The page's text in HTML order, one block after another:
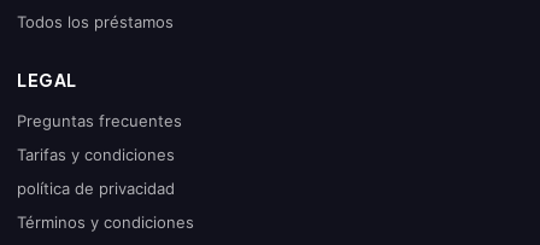
Todos los préstamos
LEGAL
Preguntas frecuentes
Tarifas y condiciones
política de privacidad
Términos y condiciones